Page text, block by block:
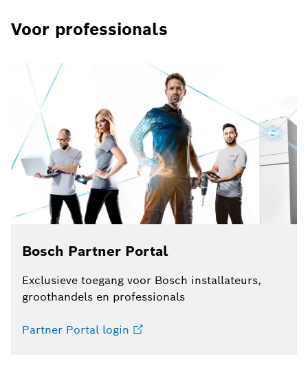
Voor professionals
Bosch Partner Portal
Exclusieve toegang voor Bosch installateurs,
groothandels en professionals
Partner Portal login